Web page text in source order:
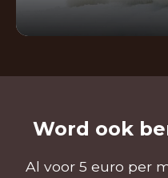
Word ook
Al voor 5 euro per